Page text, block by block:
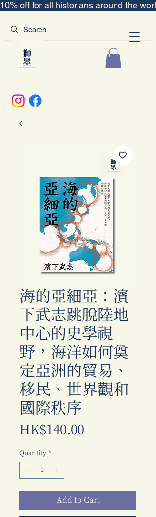
10% off for all historians around the
海的亞細亞：濱
下武志跳脫陸地
中心的史學視
野，海洋如何奠
定亞洲的貿易、
移民、世界觀和
國際秩序
HK$140.00
Quantity *
Add to Cart